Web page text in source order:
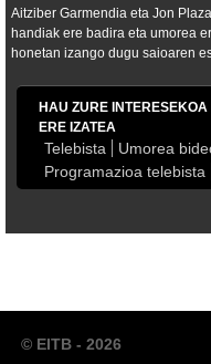
Aitziber Garmendia eta Jon
handiak ere badira eta umorea
honetan izango dugu saioaren
HAU ZURE
ERE IZATEA
Telebista
Umorea
Programazioa telebista
© EITB - 2026